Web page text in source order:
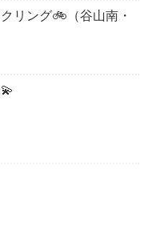
リング🚲（谷山南・